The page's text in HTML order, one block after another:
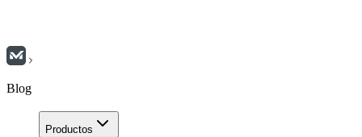
Blog
Productos